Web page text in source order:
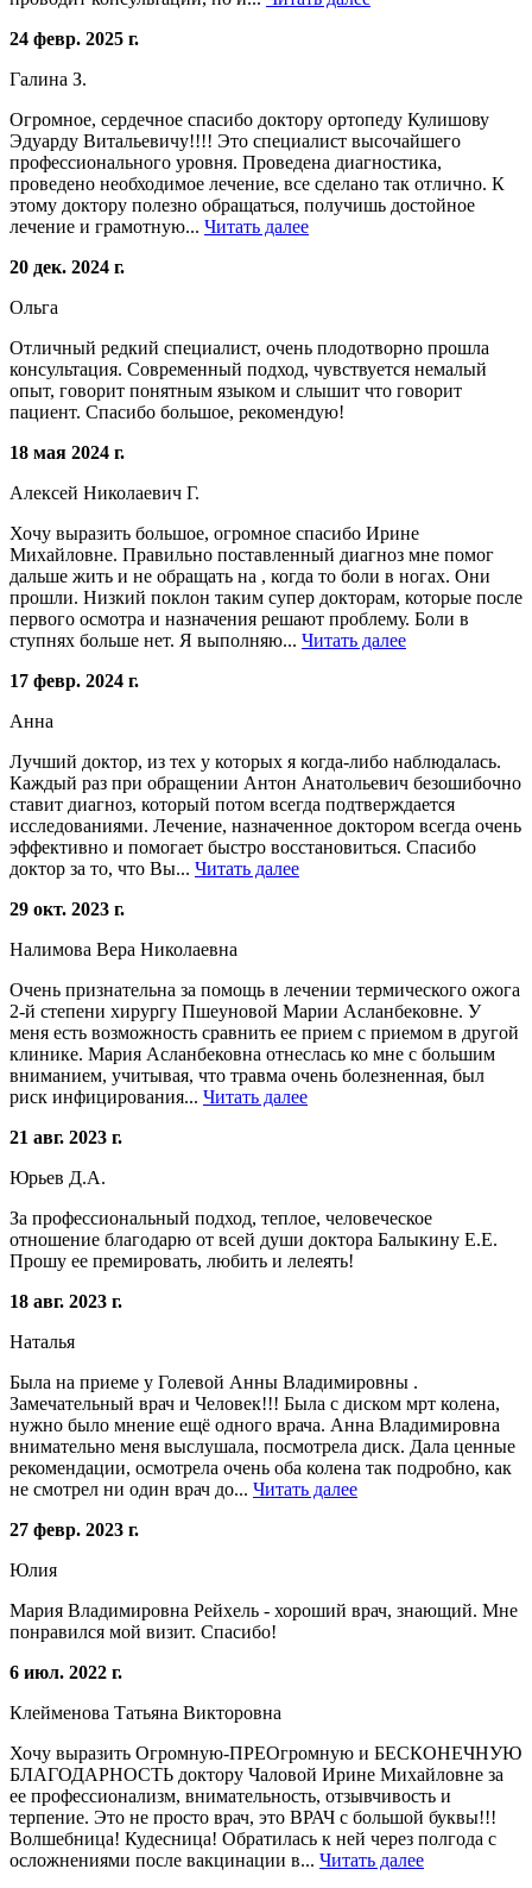
24 февр. 2025 г.
Галина З.
Огромное, сердечное спасибо доктору ортопеду Кулишову
Эдуарду Витальевичу!!!! Это специалист высочайшего
профессионального уровня. Проведена диагностика,
проведено необходимое лечение, все сделано так отлично. К
этому доктору полезно обращаться, получишь достойное
лечение и грамотную... Читать далее
20 дек. 2024 г.
Ольга
Отличный редкий специалист, очень плодотворно прошла
консультация. Современный подход, чувствуется немалый
опыт, говорит понятным языком и слышит что говорит
пациент. Спасибо большое, рекомендую!
18 мая 2024 г.
Алексей Николаевич Г.
Хочу выразить большое, огромное спасибо Ирине
Михайловне. Правильно поставленный диагноз мне помог
дальше жить и не обращать на , когда то боли в ногах. Они
прошли. Низкий поклон таким супер докторам, которые после
первого осмотра и назначения решают проблему. Боли в
ступнях больше нет. Я выполняю... Читать далее
17 февр. 2024 г.
Анна
Лучший доктор, из тех у которых я когда-либо наблюдалась.
Каждый раз при обращении Антон Анатольевич безошибочно
ставит диагноз, который потом всегда подтверждается
исследованиями. Лечение, назначенное доктором всегда очень
эффективно и помогает быстро восстановиться. Спасибо
доктор за то, что Вы... Читать далее
29 окт. 2023 г.
Налимова Вера Николаевна
Очень признательна за помощь в лечении термического ожога
2-й степени хирургу Пшеуновой Марии Асланбековне. У
меня есть возможность сравнить ее прием с приемом в другой
клинике. Мария Асланбековна отнеслась ко мне с большим
вниманием, учитывая, что травма очень болезненная, был
риск инфицирования... Читать далее
21 авг. 2023 г.
Юрьев Д.А.
За профессиональный подход, теплое, человеческое
отношение благодарю от всей души доктора Балыкину Е.Е.
Прошу ее премировать, любить и лелеять!
18 авг. 2023 г.
Наталья
Была на приеме у Голевой Анны Владимировны .
Замечательный врач и Человек!!! Была с диском мрт колена,
нужно было мнение ещё одного врача. Анна Владимировна
внимательно меня выслушала, посмотрела диск. Дала ценные
рекомендации, осмотрела очень оба колена так подробно, как
не смотрел ни один врач до... Читать далее
27 февр. 2023 г.
Юлия
Мария Владимировна Рейхель - хороший врач, знающий. Мне
понравился мой визит. Спасибо!
6 июл. 2022 г.
Клейменова Татьяна Викторовна
Хочу выразить Огромную-ПРEОгромную и БЕСКОНЕЧНУЮ
БЛАГОДАРНОСТЬ доктору Чаловой Ирине Михайловне за
ее профессионализм, внимательность, отзывчивость и
терпение. Это не просто врач, это ВРАЧ с большой буквы!!!
Волшебница! Кудесница! Обратилась к ней через полгода с
осложнениями после вакцинации в... Читать далее